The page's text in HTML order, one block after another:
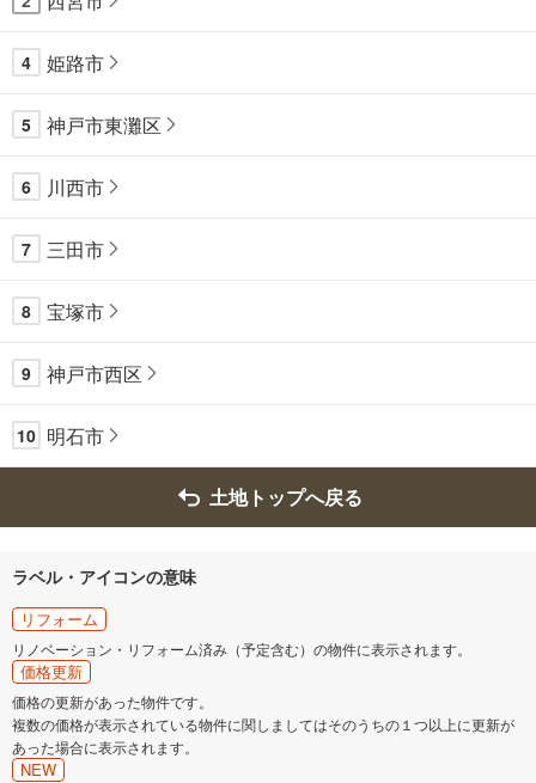
4 姫路市
5 神戸市東灘区
6 川西市
7 三田市
8 宝塚市
9 神戸市西区
10 明石市
土地トップへ戻る
ラベル・アイコンの意味
リフォーム
リノベーション・リフォーム済み（予定含む）の物件に表示されます。
価格更新
価格の更新があった物件です。
複数の価格が表示されている物件に関しましてはそのうちの１つ以上に更新が
あった場合に表示されます。
NEW